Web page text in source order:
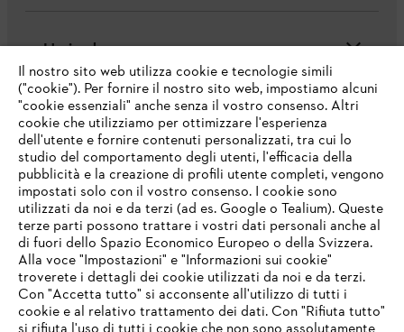
L'azienda
Domande frequenti
Assistenza
Protezione dati Nota legale Cookies
IHR BROWSER WIRD NICHT
UNTERSTÜTZT
Sie nutzen einen Browser, den wir noch nicht unterstützen. Für
Il nostro sito web utilizza cookie e tecnologie simili
("cookie"). Per fornire il nostro sito web, impostiamo alcuni
"cookie essenziali" anche senza il vostro consenso. Altri
cookie che utilizziamo per ottimizzare l'esperienza
dell'utente e fornire contenuti personalizzati, tra cui lo
studio del comportamento degli utenti, l'efficacia della
pubblicità e la creazione di profili utente completi, vengono
impostati solo con il vostro consenso. I cookie sono
utilizzati da noi e da terzi (ad es. Google o Tealium). Queste
terze parti possono trattare i vostri dati personali anche al
di fuori dello Spazio Economico Europeo o della Svizzera.
Alla voce "Impostazioni" e "Informazioni sui cookie"
troverete i dettagli dei cookie utilizzati da noi e da terzi.
Con "Accetta tutto" si acconsente all'utilizzo di tutti i
cookie e al relativo trattamento dei dati. Con "Rifiuta tutto"